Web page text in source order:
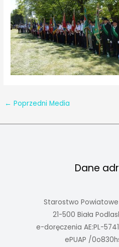
← Poprzedni Media
Dane
Starostwo Powiatowe
21-500 Biała
e-doręczenia AE:PL-
ePUAP /